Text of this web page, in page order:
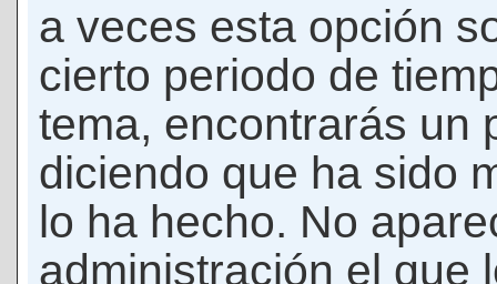
a veces esta opción
cierto periodo de
tema, encontrarás un
diciendo que ha sido
lo ha hecho. No
administración el que